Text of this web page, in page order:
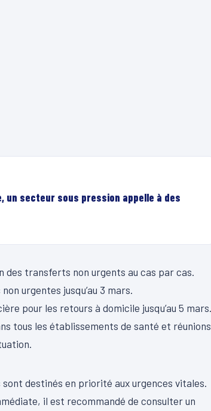
un secteur sous pression appelle à des
des transferts non urgents au cas par cas.
urgentes jusqu’au 3 mars.
pour les retours à domicile jusqu’au 5 mars.
tous les établissements de santé et réunions
destinés en priorité aux urgences vitales.
il est recommandé de consulter un